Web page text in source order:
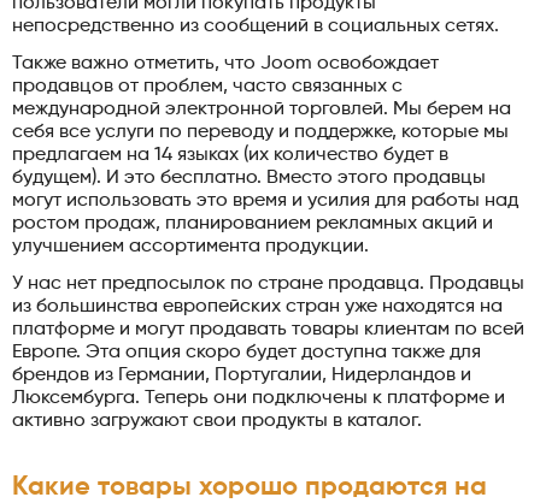
непосредственно из сообщений в социальных сетях.
Также важно отметить, что Joom освобождает
продавцов от проблем, часто связанных с
международной электронной торговлей. Мы берем на
себя все услуги по переводу и поддержке, которые мы
предлагаем на 14 языках (их количество будет в
будущем). И это бесплатно. Вместо этого продавцы
могут использовать это время и усилия для работы над
ростом продаж, планированием рекламных акций и
улучшением ассортимента продукции.
У нас нет предпосылок по стране продавца. Продавцы
из большинства европейских стран уже находятся на
платформе и могут продавать товары клиентам по всей
Европе. Эта опция скоро будет доступна также для
брендов из Германии, Португалии, Нидерландов и
Люксембурга. Теперь они подключены к платформе и
активно загружают свои продукты в каталог.
Какие товары хорошо продаются на